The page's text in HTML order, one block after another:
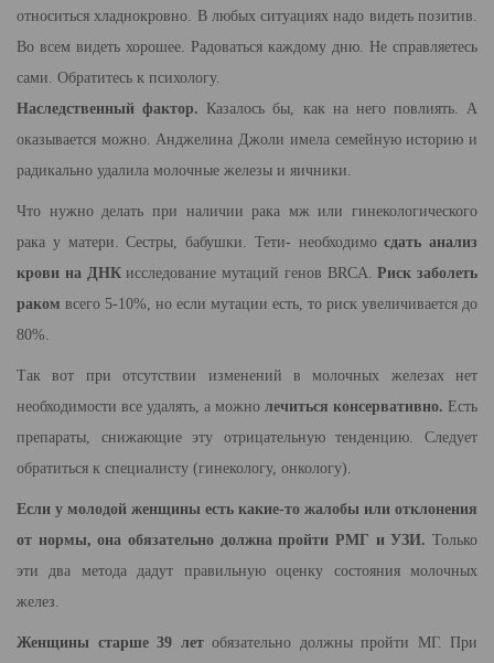
относиться хладнокровно. В любых ситуациях надо видеть позитив.
Во всем видеть хорошее. Радоваться каждому дню. Не справляетесь
сами. Обратитесь к психологу.
Наследственный фактор. Казалось бы, как на него повлиять. А
оказывается можно. Анджелина Джоли имела семейную историю и
радикально удалила молочные железы и яичники.
Что нужно делать при наличии рака мж или гинекологического
рака у матери. Сестры, бабушки. Тети- необходимосдать анализ
крови на ДНКисследование мутаций генов BRCA.Риск заболеть
раком всего 5-10%, но если мутации есть, то риск увеличивается до
80%.
Так вот при отсутствии изменений в молочных железах нет
необходимости все удалять, а можно лечиться консервативно. Есть
препараты, снижающие эту отрицательную тенденцию. Следует
обратиться к специалисту (гинекологу, онкологу).
Если у молодой женщины есть какие-то жалобы или отклонения
от нормы, она обязательно должна пройти РМГ и УЗИ. Только
эти два метода дадут правильную оценку состояния молочных
желез.
Женщины старше 39 летобязательно должны пройти МГ. При